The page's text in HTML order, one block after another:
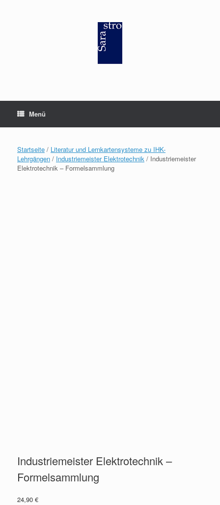
Menü
Startseite / Literatur und Lernkartensysteme zu IHK-
Lehrgängen / Industriemeister Elektrotechnik / Industriemeister
Elektrotechnik – Formelsammlung
Industriemeister Elektrotechnik –
Formelsammlung
24,90 €